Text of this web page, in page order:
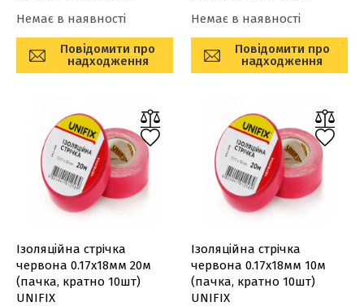
Немає в наявності
Повідомити про
надходження
Немає в наявності
Повідомити про
надходження
Ізоляційна стрiчка
червона 0.17х18мм 20м
(пачка, кратно 10шт)
UNIFIX
Ізоляційна стрiчка
червона 0.17х18мм 10м
(пачка, кратно 10шт)
UNIFIX